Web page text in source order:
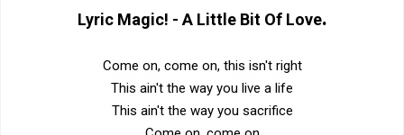
Lyric Magic! - A Little Bit Of Love.
Come on, come on, this isn't right
This ain't the way you live a life
This ain't the way you sacrifice